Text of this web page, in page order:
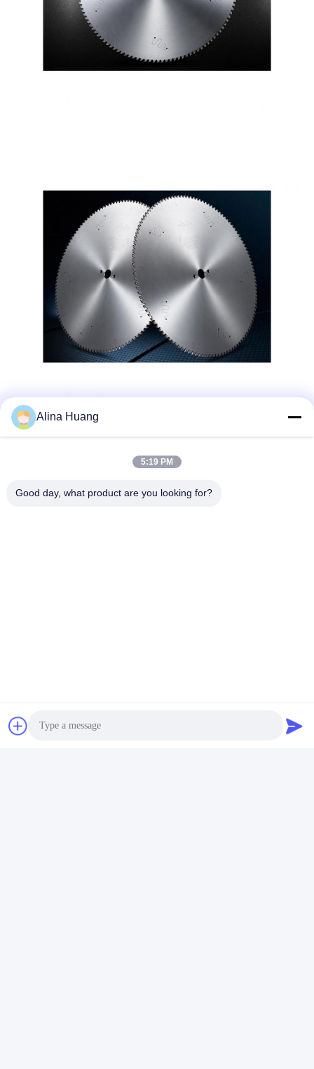
Alina Huang
5:19 PM
Good day, what product are you looking for?